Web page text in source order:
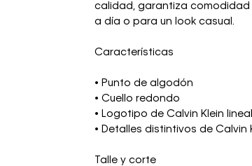
calidad, garantiza comodidad
a día o para un look casual.
Características
• Punto de algodón
• Cuello redondo
• Logotipo de Calvin Klein lineal
• Detalles distintivos de Calvin
Talle y corte